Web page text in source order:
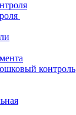
контроль